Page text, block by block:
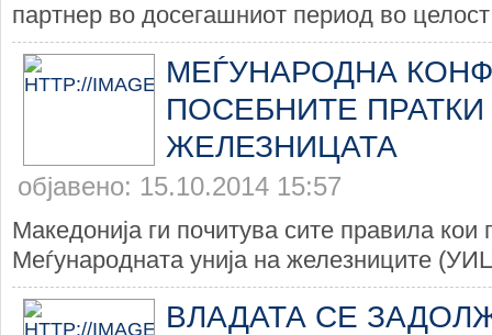
партнер во досегашниот период во
МЕЃУНАРОДНА
ПОСЕБНИТЕ
ЖЕЛЕЗНИЦАТА
објавено: 15.10.2014 15:57
Македонија ги почитува сите правила кои
Меѓународната унија на железниците
ВЛАДАТА СЕ